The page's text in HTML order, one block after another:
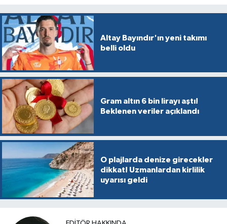
Altay Bayındır'ın yeni takımı
belli oldu
Gram altın 6 bin lirayı aştı!
Beklenen veriler açıklandı
O plajlarda denize girecekler
dikkat! Uzmanlardan kirlilik
uyarısı geldi